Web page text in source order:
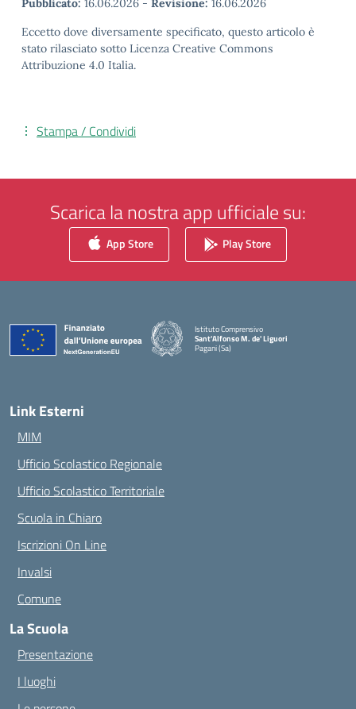
Pubblicato: 16.06.2026 - Revisione: 16.06.2026
Eccetto dove diversamente specificato, questo articolo è
stato rilasciato sotto Licenza Creative Commons
Attribuzione 4.0 Italia.
Stampa / Condividi
Scarica la nostra app ufficiale su:
App Store Play Store
Istituto Comprensivo
Sant'Alfonso M. de' Liguori
Pagani (Sa)
— Visita la pagina iniziale della scuola
Link Esterni
MIM
Ufficio Scolastico Regionale
Ufficio Scolastico Territoriale
Scuola in Chiaro
Iscrizioni On Line
Invalsi
Comune
La Scuola
Presentazione
I luoghi